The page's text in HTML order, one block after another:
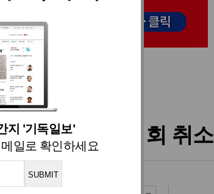
지 '기독일보'
일로 확인하세요
력 2020. 07. 13 10:51
저지 호산나대회 취소